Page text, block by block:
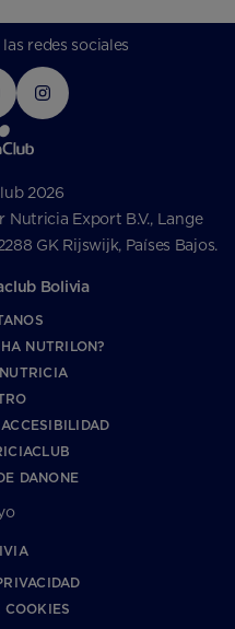
redes sociales
2026
Export B.V., Lange
GK Rijswijk, Países Bajos.
Bolivia
NUTRILON?
DANONE
COOKIES